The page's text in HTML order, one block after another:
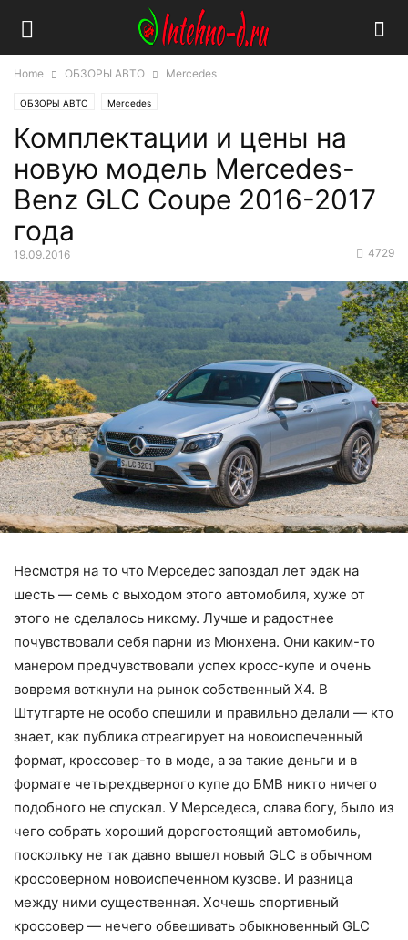
Home ОБЗОРЫ АВТО Mercedes
ОБЗОРЫ АВТО Mercedes
Комплектации и цены на
новую модель Mercedes-
Benz GLC Coupe 2016-2017
года
19.09.2016 4729
Несмотря на то что Мерседес запоздал лет эдак на
шесть — семь с выходом этого автомобиля, хуже от
этого не сделалось никому. Лучше и радостнее
почувствовали себя парни из Мюнхена. Они каким-то
манером предчувствовали успех кросс-купе и очень
вовремя воткнули на рынок собственный Х4. В
Штутгарте не особо спешили и правильно делали — кто
знает, как публика отреагирует на новоиспеченный
формат, кроссовер-то в моде, а за такие деньги и в
формате четырехдверного купе до БМВ никто ничего
подобного не спускал. У Мерседеса, слава богу, было из
чего собрать хороший дорогостоящий автомобиль,
поскольку не так давно вышел новый GLС в обычном
кроссоверном новоиспеченном кузове. И разница
между ними существенная. Хочешь спортивный
кроссовер — нечего обвешивать обыкновенный GLC